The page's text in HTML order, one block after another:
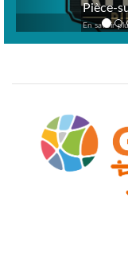
Pièce-
En savoir